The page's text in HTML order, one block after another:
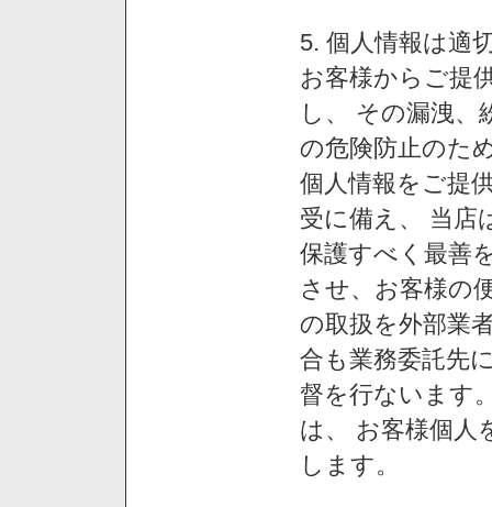
5. 個人情報は適
お客様からご提
し、 その漏洩、
の危険防止のた
個人情報をご提
受に備え、 当店
保護すべく最善
させ、お客様の
の取扱を外部業
合も業務委託先
督を行ないます
は、 お客様個人
します。